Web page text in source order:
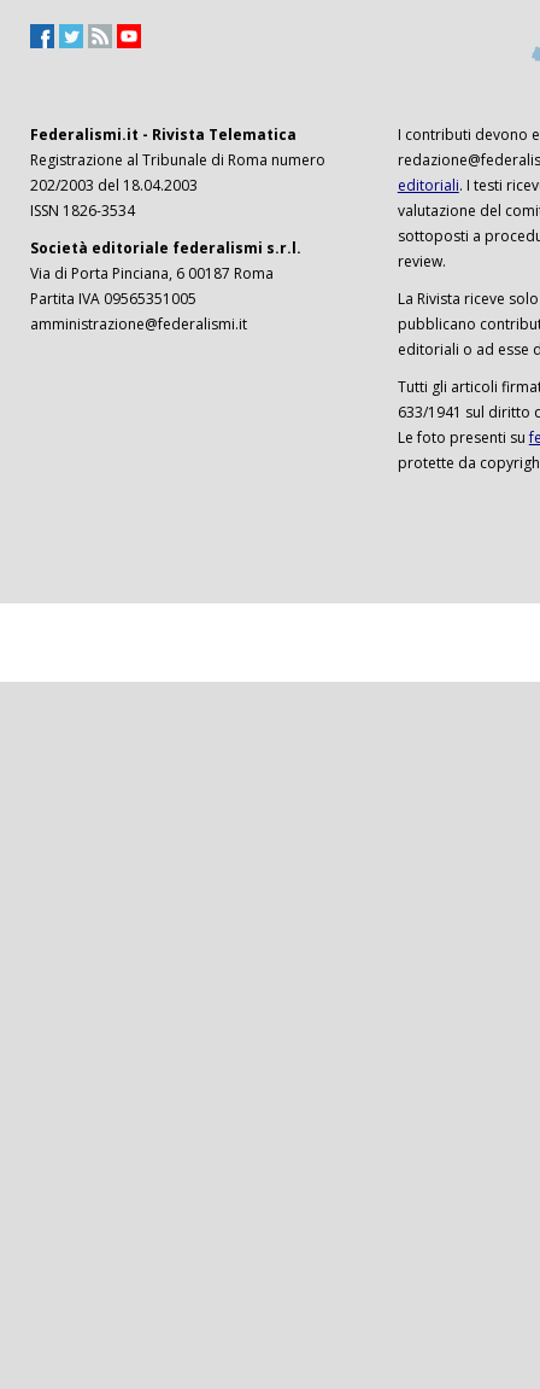
Federalismi.it - Rivista Telematica
Registrazione al Tribunale di Roma numero
202/2003 del 18.04.2003
ISSN 1826-3534
Società editoriale federalismi s.r.l.
Via di Porta Pinciana, 6 00187 Roma
Partita IVA 09565351005
amministrazione@federalismi.it
I contributi devono
editoriali. I testi
valutazione del
sottoposti a
review.
La Rivista riceve
pubblicano
editoriali o ad esse
Tutti gli articoli
633/1941 sul diritto
Le foto presenti su
protette da